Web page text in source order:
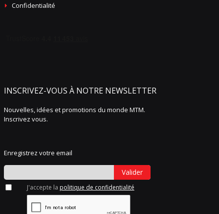
Confidentialité
INSCRIVEZ-VOUS À NOTRE NEWSLETTER
Nouvelles, idées et promotions du monde MTM.
Inscrivez vous.
Enregistrez votre email
Valider
J'accepte la politique de confidentialité